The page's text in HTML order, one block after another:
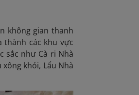
không gian thanh
thành các khu vực
sắc như Cà ri Nhà
khói, Lẩu Nhà